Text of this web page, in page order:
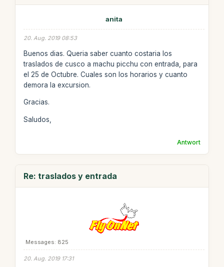
anita
20. Aug. 2019 08:53
Buenos dias. Queria saber cuanto costaria los
traslados de cusco a machu picchu con entrada, para
el 25 de Octubre. Cuales son los horarios y cuanto
demora la excursion.
Gracias.
Saludos,
Antwort
Re: traslados y entrada
Messages: 825
20. Aug. 2019 17:31